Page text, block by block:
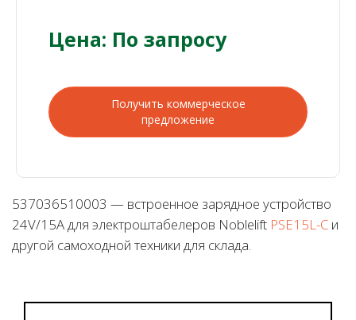
Цена: По запросу
Получить коммерческое
предложение
537036510003 — встроенное зарядное устройство
24V/15A для электроштабелеров Noblelift PSE15L-C и
другой самоходной техники для склада.